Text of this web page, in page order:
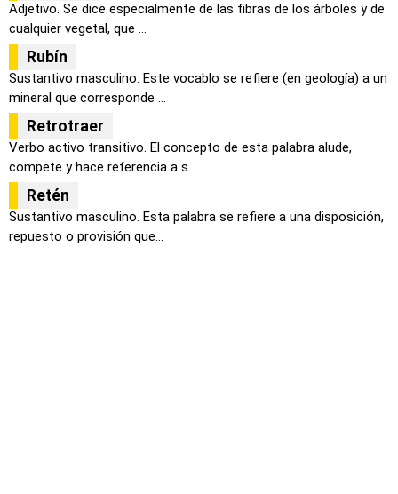
Adjetivo. Se dice especialmente de las fibras de los árboles y de
cualquier vegetal, que ...
Rubín
Sustantivo masculino. Este vocablo se refiere (en geología) a un
mineral que corresponde ...
Retrotraer
Verbo activo transitivo. El concepto de esta palabra alude,
compete y hace referencia a s...
Retén
Sustantivo masculino. Esta palabra se refiere a una disposición,
repuesto o provisión que...